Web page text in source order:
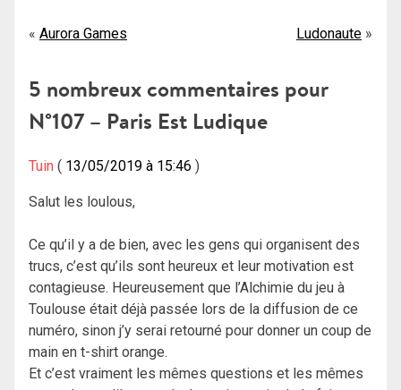
Navigation
l’article
Aurora Games Ludonaute
5 nombreux commentaires pour
N°107 – Paris Est Ludique
Tuin 13/05/2019 à 15:46
Salut les loulous,
Ce qu’il y a de bien, avec les gens qui organisent des
trucs, c’est qu’ils sont heureux et leur motivation est
contagieuse. Heureusement que l’Alchimie du jeu à
Toulouse était déjà passée lors de la diffusion de ce
numéro, sinon j’y serai retourné pour donner un coup de
main en t-shirt orange.
Et c’est vraiment les mêmes questions et les mêmes